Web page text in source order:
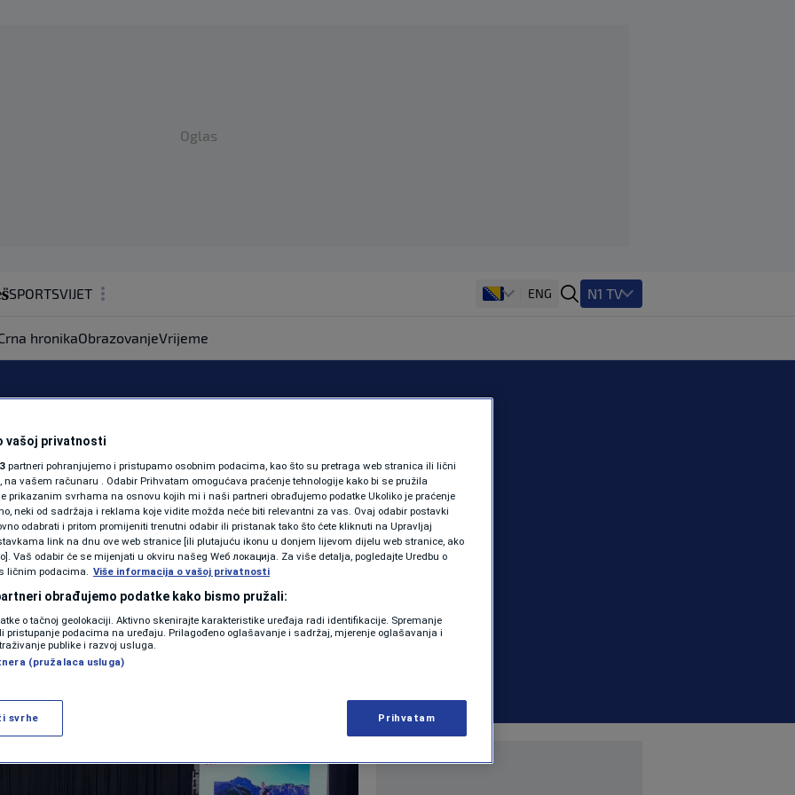
Oglas
SPORTSVIJET
ZDRAVLJE
SHOWBIZ
PODCAST
N1 SPECIJAL
FENOMENI
NEISTRAŽENO
VIRALNO
ENG N1 TV
hronikaObrazovanjeVrijeme
se pritisak da
sklonjeni sa
20:01 VIJESTI 0 komentara
Više
vašoj privatnosti
partneri pohranjujemo i pristupamo osobnim podacima, kao što su pretraga web stranica ili lični
na vašem računaru . Odabir Prihvatam omogućava praćenje tehnologije kako bi se pružila
prikazanim svrhama na osnovu kojih mi i naši partneri obrađujemo podatke Ukoliko je praćenje
neki od sadržaja i reklama koje vidite možda neće biti relevantni za vas. Ovaj odabir postavki
odabrati i pritom promijeniti trenutni odabir ili pristanak tako što ćete kliknuti na Upravljaj
link na dnu ove web stranice [ili plutajuću ikonu u donjem lijevom dijelu web stranice, ako
Vaš odabir će se mijenjati u okviru našeg Wеб локација. Za više detalja, pogledajte Uredbu o
ličnim podacima. Više informacija o vašoj privatnosti
obrađujemo podatke kako bismo pružali:
o tačnoj geolokaciji. Aktivno skenirajte karakteristike uređaja radi identifikacije. Spremanje
pristupanje podacima na uređaju. Prilagođeno oglašavanje i sadržaj, mjerenje oglašavanja i
publike i razvoj usluga.
(pružalaca usluga)
svrhe Prihvatam